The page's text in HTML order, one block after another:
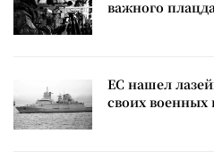
важного
ЕС нашел
своих военных